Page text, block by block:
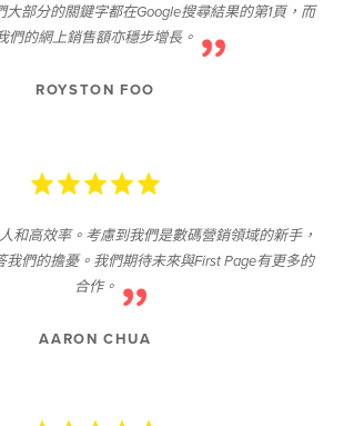
部分的關鍵字都在Google搜尋結果的第1頁，而
們的網上銷售額亦穩步增長。
ROYSTON FOO
和高效率。考慮到我們是數碼營銷領域的新手，
我們的擔憂。我們期待未來與First Page有更多的
合作。
AARON CHUA